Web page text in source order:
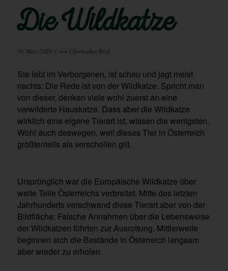
Die Wildkatze
10. März 2020 / von Christopher Böck
Sie lebt im Verborgenen, ist scheu und jagt meist
nachts: Die Rede ist von der Wildkatze. Spricht man
von dieser, denken viele wohl zuerst an eine
verwilderte Hauskatze. Dass aber die Wildkatze
wirklich eine eigene Tierart ist, wissen die wenigsten.
Wohl auch deswegen, weil dieses Tier in Österreich
größtenteils als verschollen gilt.
Ursprünglich war die Europäische Wildkatze über
weite Teile Österreichs verbreitet. Mitte des letzten
Jahrhunderts verschwand diese Tierart aber von der
Bildfläche: Falsche Annahmen über die Lebensweise
der Wildkatzen führten zur Ausrottung. Mittlerweile
beginnen sich die Bestände in Österreich langsam
aber wieder zu erholen.